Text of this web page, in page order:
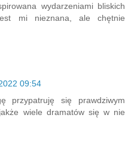
wydarzeniami bliskich
mi nieznana, ale chętnie
09:54
przypatruję się prawdziwym
wiele dramatów się w nie